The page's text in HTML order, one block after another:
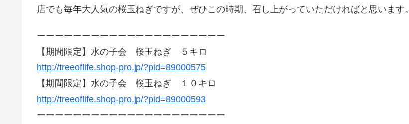
店でも毎年大人気の桜玉ねぎですが、ぜひこの時期、召し上がっていただければと思います。
ーーーーーーーーーーーーーーーーーーーーー
【期間限定】水の子会 桜玉ねぎ ５キロ
http://treeoflife.shop-pro.jp/?pid=89000575
【期間限定】水の子会 桜玉ねぎ １０キロ
http://treeoflife.shop-pro.jp/?pid=89000593
ーーーーーーーーーーーーーーーーーーーーー